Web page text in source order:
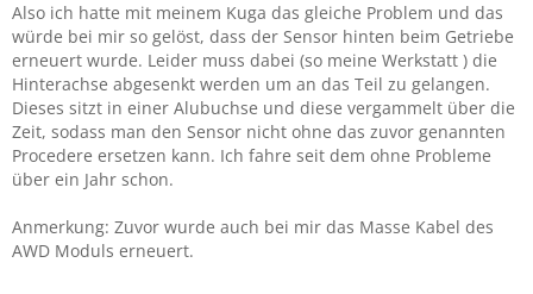
Also ich hatte mit meinem Kuga das gleiche Problem und das
würde bei mir so gelöst, dass der Sensor hinten beim Getriebe
erneuert wurde. Leider muss dabei (so meine Werkstatt ) die
Hinterachse abgesenkt werden um an das Teil zu gelangen.
Dieses sitzt in einer Alubuchse und diese vergammelt über die
Zeit, sodass man den Sensor nicht ohne das zuvor genannten
Procedere ersetzen kann. Ich fahre seit dem ohne Probleme
über ein Jahr schon.
Anmerkung: Zuvor wurde auch bei mir das Masse Kabel des
AWD Moduls erneuert.